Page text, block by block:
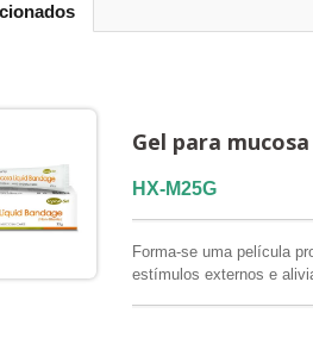
Gel para
HX-M25G
Forma-se uma película
estímulos externos e